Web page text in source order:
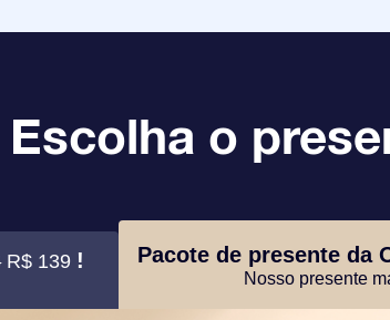
Escolha o
R$ 139 ! Pacote de presente da
Nosso presente